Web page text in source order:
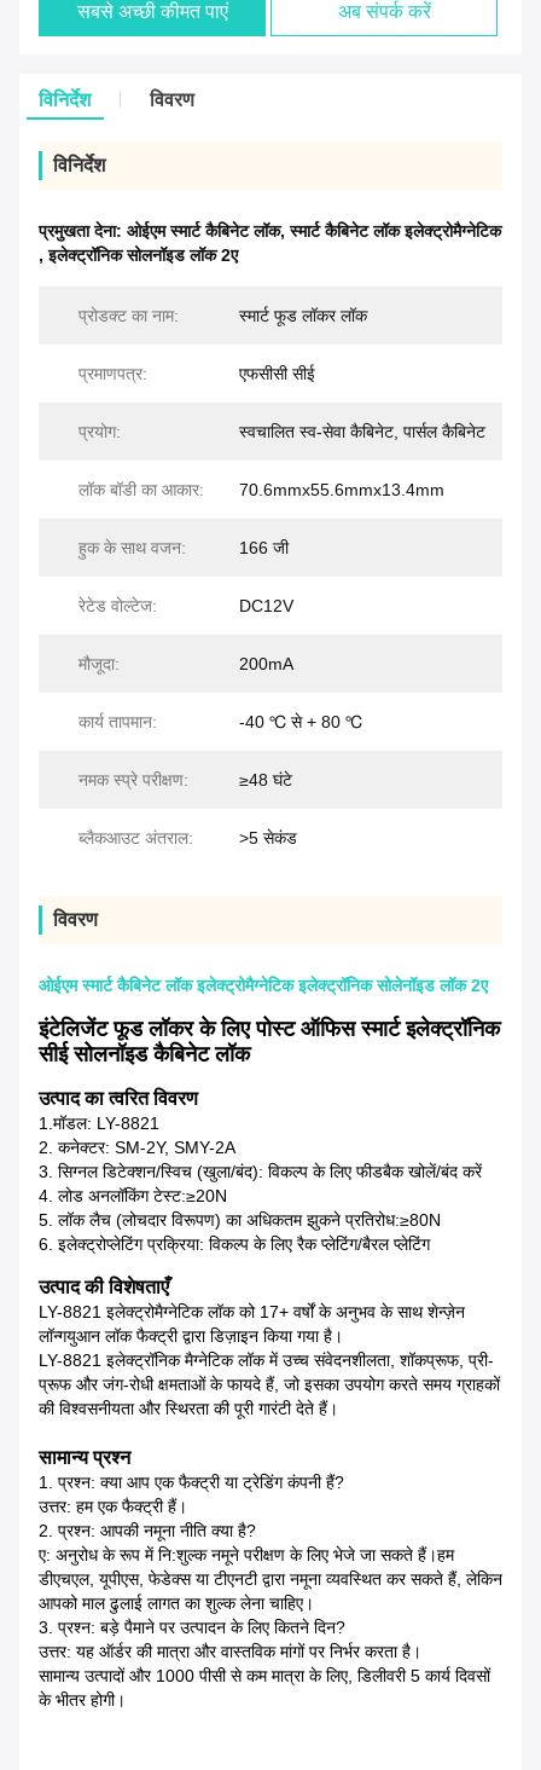
सबसे अच्छी कीमत पाएं अब संपर्क करें
विनिर्देश विवरण
विनिर्देश
प्रमुखता देना: ओईएम स्मार्ट कैबिनेट लॉक,स्मार्ट कैबिनेट लॉक इलेक्ट्रोमैग्नेटिक
,इलेक्ट्रॉनिक सोलनॉइड लॉक 2ए
प्रोडक्ट का नाम: स्मार्ट फूड लॉकर लॉक
प्रमाणपत्र: एफसीसी सीई
प्रयोग: स्वचालित स्व-सेवा कैबिनेट, पार्सल कैबिनेट
लॉक बॉडी का आकार: 70.6mmx55.6mmx13.4mm
हुक के साथ वजन: 166 जी
रेटेड वोल्टेज: DC12V
मौजूदा: 200mA
कार्य तापमान: -40 ℃ से + 80 ℃
नमक स्प्रे परीक्षण: ≥48 घंटे
ब्लैकआउट अंतराल: >5 सेकंड
विवरण
ओईएम स्मार्ट कैबिनेट लॉक इलेक्ट्रोमैग्नेटिक इलेक्ट्रॉनिक सोलेनॉइड लॉक 2ए
इंटेलिजेंट फूड लॉकर के लिए पोस्ट ऑफिस स्मार्ट इलेक्ट्रॉनिक
सीई सोलनॉइड कैबिनेट लॉक
उत्पाद का त्वरित विवरण
1.मॉडल: LY-8821
2. कनेक्टर: SM-2Y, SMY-2A
3. सिग्नल डिटेक्शन/स्विच (खुला/बंद): विकल्प के लिए फीडबैक खोलें/बंद करें
4. लोड अनलॉकिंग टेस्ट:≥20N
5. लॉक लैच (लोचदार विरूपण) का अधिकतम झुकने प्रतिरोध:≥80N
6. इलेक्ट्रोप्लेटिंग प्रक्रिया: विकल्प के लिए रैक प्लेटिंग/बैरल प्लेटिंग
उत्पाद की विशेषताएँ
LY-8821 इलेक्ट्रोमैग्नेटिक लॉक को 17+ वर्षों के अनुभव के साथ शेन्ज़ेन
लॉन्गयुआन लॉक फैक्ट्री द्वारा डिज़ाइन किया गया है।
LY-8821 इलेक्ट्रॉनिक मैग्नेटिक लॉक में उच्च संवेदनशीलता, शॉकप्रूफ, प्री-
प्रूफ और जंग-रोधी क्षमताओं के फायदे हैं, जो इसका उपयोग करते समय ग्राहकों
की विश्वसनीयता और स्थिरता की पूरी गारंटी देते हैं।
सामान्य प्रश्न
1. प्रश्न: क्या आप एक फैक्ट्री या ट्रेडिंग कंपनी हैं?
उत्तर: हम एक फैक्ट्री हैं।
2. प्रश्न: आपकी नमूना नीति क्या है?
ए: अनुरोध के रूप में नि:शुल्क नमूने परीक्षण के लिए भेजे जा सकते हैं।हम
डीएचएल, यूपीएस, फेडेक्स या टीएनटी द्वारा नमूना व्यवस्थित कर सकते हैं, लेकिन
आपको माल ढुलाई लागत का शुल्क लेना चाहिए।
3. प्रश्न: बड़े पैमाने पर उत्पादन के लिए कितने दिन?
उत्तर: यह ऑर्डर की मात्रा और वास्तविक मांगों पर निर्भर करता है।
सामान्य उत्पादों और 1000 पीसी से कम मात्रा के लिए, डिलीवरी 5 कार्य दिवसों
के भीतर होगी।